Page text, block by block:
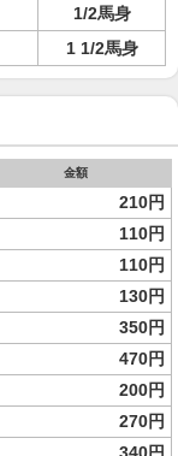
1/2馬身
1 1/2馬身
金額
210円
110円
110円
130円
350円
470円
200円
270円